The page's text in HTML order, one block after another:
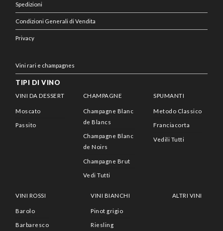
Spedizioni
Condizioni Generali di Vendita
Privacy
Vini rari e champagnes
TIPI DI VINO
VINI DA DESSERT
Moscato
Passito
CHAMPAGNE
Champagne Blanc
de Blancs
Champagne Blanc
de Noirs
Champagne Brut
Vedi Tutti
SPUMANTI
Metodo Classico
Franciacorta
Vedili Tutti
VINI ROSSI
Barolo
Barbaresco
VINI BIANCHI
Pinot grigio
Riesling
ALTRI VINI